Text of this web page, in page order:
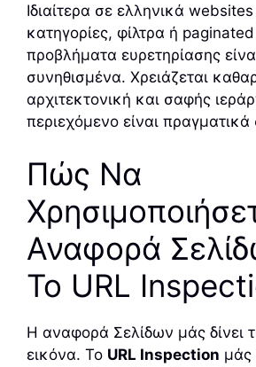
Ιδιαίτερα σε ελληνικά
κατηγορίες, φίλτρα ή paginated
προβλήματα ευρετηρίασης
συνηθισμένα. Χρειάζεται
αρχιτεκτονική και σαφής
περιεχόμενο είναι
Πώς Να
Αναφορά
Το URL
Η αναφορά Σελίδων μάς δίνει
εικόνα. Το URL Inspection μάς